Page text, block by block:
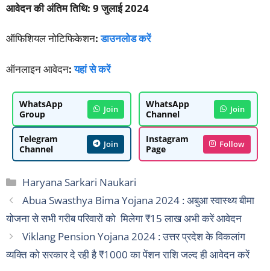
आवेदनकीअंतिमतिथि: 9जुलाई2024
ऑफिशियल नोटिफिकेशन:डाउनलोड करें
ऑनलाइन आवेदन:यहां से करें
WhatsApp
Group
Join
WhatsApp
Channel
Join
Telegram
Channel
Join
Instagram
Page
Follow
Categories
Haryana Sarkari Naukari
Abua Swasthya Bima Yojana 2024 : अबुआ स्वास्थ्य बीमा
योजना से सभी गरीब परिवारों को मिलेगा ₹15 लाख अभी करें आवेदन
Viklang Pension Yojana 2024 : उत्तर प्रदेश के विकलांग
व्यक्ति को सरकार दे रही है ₹1000 का पेंशन राशि जल्द ही आवेदन करें